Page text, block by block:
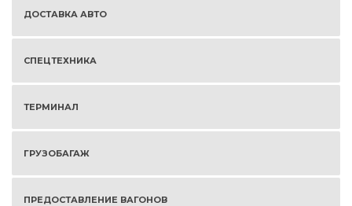
ДОСТАВКА АВТО
СПЕЦТЕХНИКА
ТЕРМИНАЛ
ГРУЗОБАГАЖ
ПРЕДОСТАВЛЕНИЕ ВАГОНОВ